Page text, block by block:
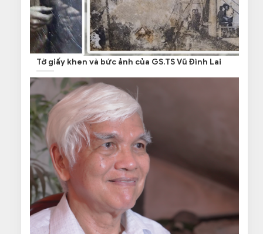
Tờ giấy khen và bức ảnh của GS.TS Vũ Đình Lai